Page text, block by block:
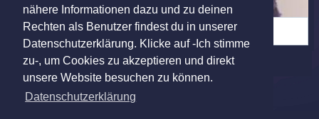
nähere Informationen dazu und zu deinen
Rechten als Benutzer findest du in unserer
Datenschutzerklärung. Klicke auf -Ich stimme
zu-, um Cookies zu akzeptieren und direkt
unsere Website besuchen zu können.
Datenschutzerklärung
Einsamer Single aus Nürnberg Franken (8)